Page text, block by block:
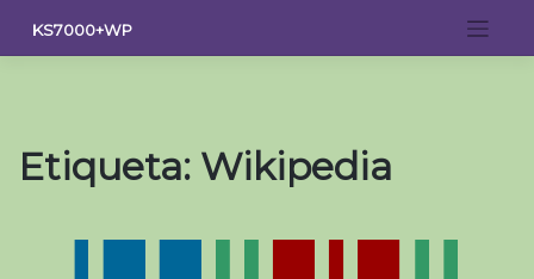
contenido
KS7000+WP
Etiqueta: Wikipedia